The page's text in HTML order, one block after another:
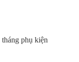
phụ kiện